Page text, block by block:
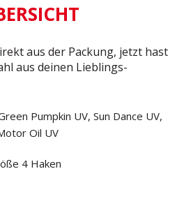
aus der Packung, jetzt hast
aus deinen Lieblings-
Pumpkin UV, Sun Dance UV,
Oil UV
4 Haken